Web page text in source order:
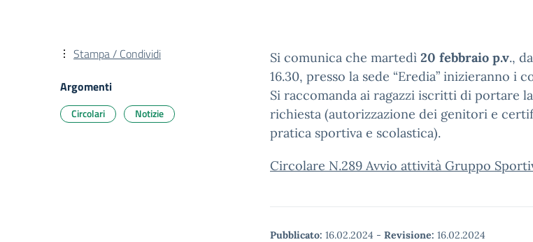
Si comunica che martedì 20 febbraio p.v.,
16.30, presso la sede “Eredia” inizieranno i
Si raccomanda ai ragazzi iscritti di portare
richiesta (autorizzazione dei genitori e
pratica sportiva e scolastica).
Circolare N.289 Avvio attività Gruppo
Pubblicato: 16.02.2024 - Revisione: 16.02.2024
Stampa / Condividi
Argomenti
Circolari Notizie